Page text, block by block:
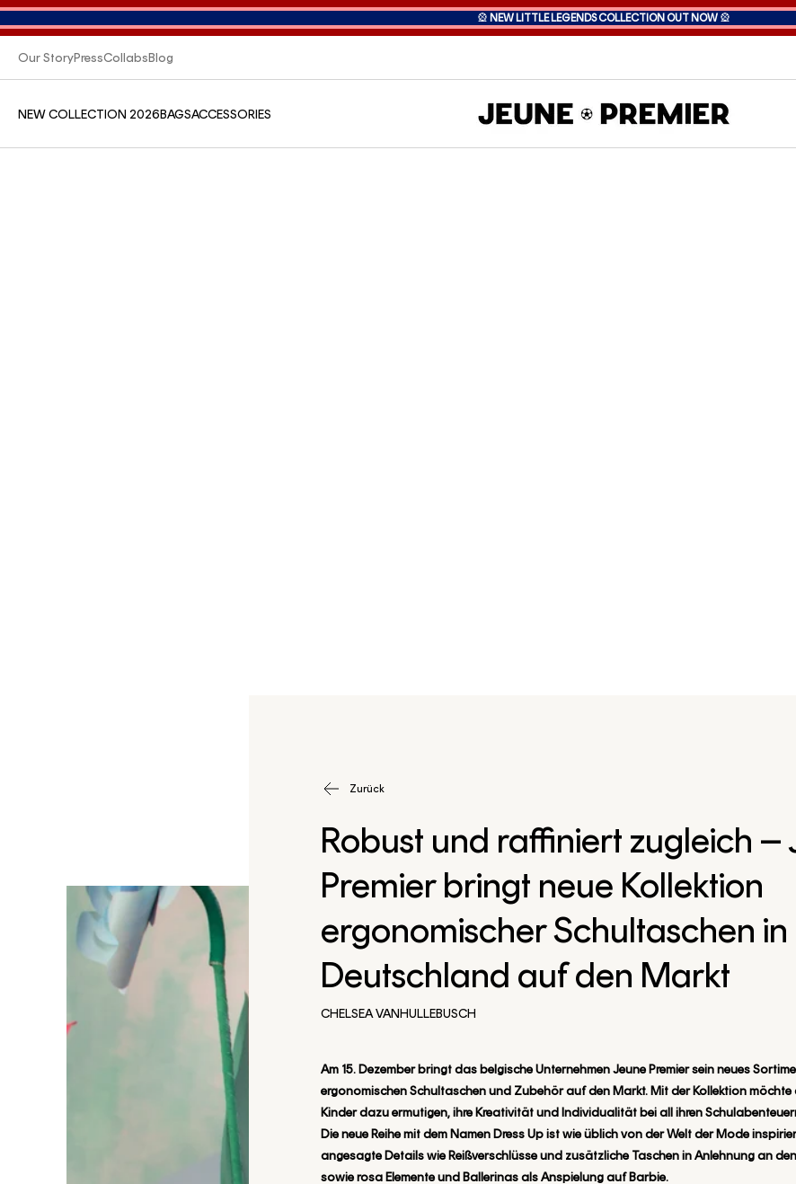
🎡 NEW LITTLE LEGENDS COLLECTION OUT NOW 🎡
Our StoryPressCollabsBlog
NEW COLLECTION 2026BAGSACCESSORIES
Zurück
Robust und raffiniert zugleich –
Premier bringt neue Kollektion
ergonomischer Schultaschen in
Deutschland auf den Markt
CHELSEA VANHULLEBUSCH
Am 15. Dezember bringt das belgische Unternehmen Jeune Premier sein neues
ergonomischen Schultaschen und Zubehör auf den Markt. Mit der Kollektion
Kinder dazu ermutigen, ihre Kreativität und Individualität bei all ihren
Die neue Reihe mit dem Namen Dress Up ist wie üblich von der Welt der Mode
angesagte Details wie Reißverschlüsse und zusätzliche Taschen in Anlehnung an
sowie rosa Elemente und Ballerinas als Anspielung auf Barbie.